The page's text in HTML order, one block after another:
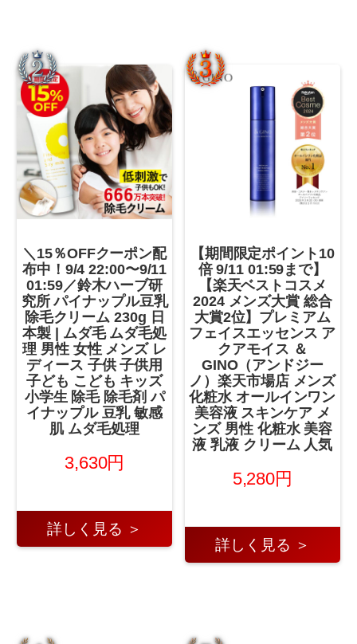
＼15％OFFクーポン配
布中！9/4 22:00〜9/11
01:59／鈴木ハーブ研
究所 パイナップル豆乳
除毛クリーム 230g 日
本製 | ムダ毛 ムダ毛処
理 男性 女性 メンズ レ
ディース 子供 子供用
子ども こども キッズ
小学生 除毛 除毛剤 パ
イナップル 豆乳 敏感
肌 ムダ毛処理
3,630円
詳しく見る ＞
【期間限定ポイント10
倍 9/11 01:59まで】
【楽天ベストコスメ
2024 メンズ大賞 総合
大賞2位】プレミアム
フェイスエッセンス ア
クアモイス ＆
GINO（アンドジー
ノ）楽天市場店 メンズ
化粧水 オールインワン
美容液 スキンケア メ
ンズ 男性 化粧水 美容
液 乳液 クリーム 人気
5,280円
詳しく見る ＞